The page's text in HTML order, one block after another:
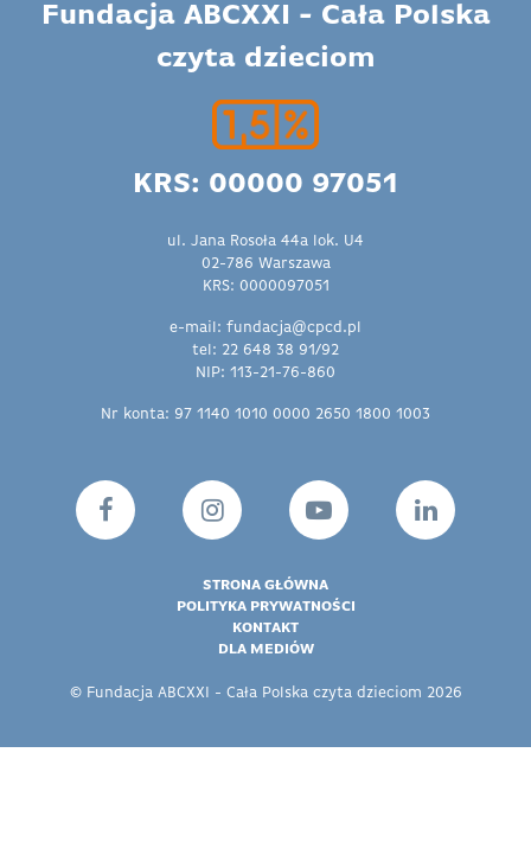
Fundacja ABCXXI - Cała Polska
czyta dzieciom
KRS: 00000 97051
ul. Jana Rosoła 44a lok. U4
02-786 Warszawa
KRS: 0000097051
e-mail: fundacja@cpcd.pl
tel: 22 648 38 91/92
NIP: 113-21-76-860
Nr konta: 97 1140 1010 0000 2650 1800 1003
© Fundacja ABCXXI - Cała Polska czyta dzieciom 2026
STRONA GŁÓWNA
POLITYKA PRYWATNOŚCI
KONTAKT
DLA MEDIÓW